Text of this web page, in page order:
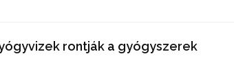
rontják a gyógyszerek